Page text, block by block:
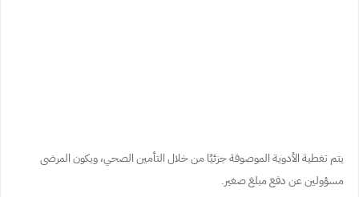
يتم تغطية الأدوية الموصوفة جزئيًا من خلال التأمين الصحي، ويكون المرضى
مسؤولين عن دفع مبلغ صغير.